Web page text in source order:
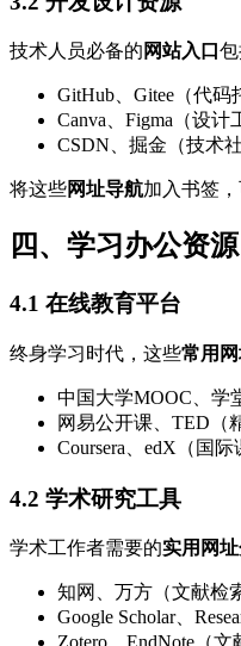
技术人员必备的 网站入口 包
GitHub、Gitee（代码
Canva、Figma（设计
CSDN、掘金（技术社
将这些网址导航加入书签
四、学习办公资
4.1 在线教育平台
终身学习时代，这些常用
中国大学MOOC、学
网易公开课、TED（
Coursera、edX（国际
4.2 学术研究工具
学术工作者需要的实用网
知网、万方（文献检
Google Scholar、